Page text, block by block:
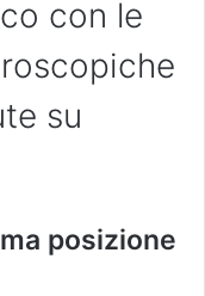
con le
su
posizione